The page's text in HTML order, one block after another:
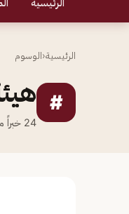
الرئيسية
الرئيسية‹الوسوم
#
24 خبراً